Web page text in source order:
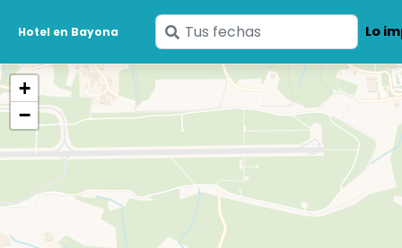
Hotel en Bayona
Ingresa
tus
fechas
Lo
+
−